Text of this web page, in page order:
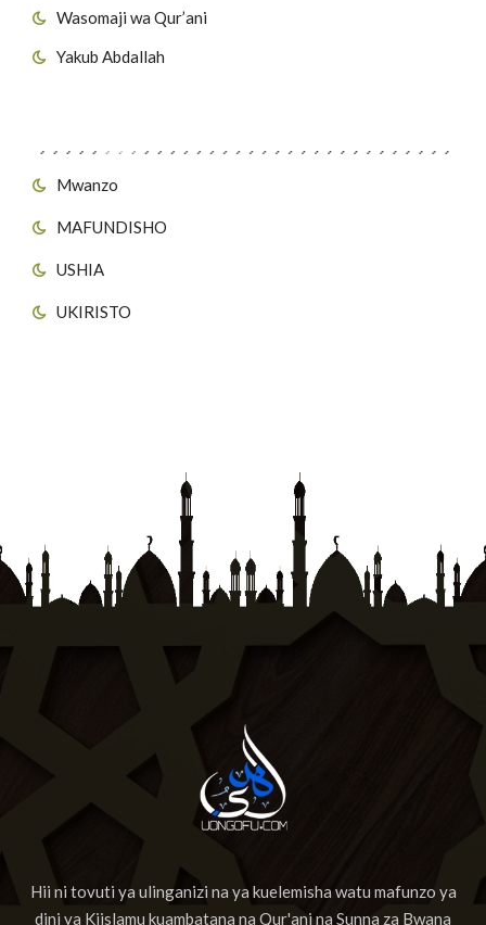
Wasomaji wa Qur’ani
Yakub Abdallah
Mwanzo
MAFUNDISHO
USHIA
UKIRISTO
Hii ni tovuti ya ulinganizi na ya kuelemisha watu mafunzo ya
dini ya Kiislamu kuambatana na Qur'ani na Sunna za Bwana